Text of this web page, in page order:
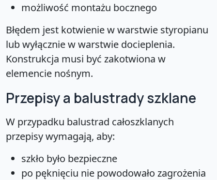
możliwość montażu bocznego
Błędem jest kotwienie w warstwie styropianu
lub wyłącznie w warstwie docieplenia.
Konstrukcja musi być zakotwiona w
elemencie nośnym.
Przepisy a balustrady szklane
W przypadku balustrad całoszklanych
przepisy wymagają, aby:
szkło było bezpieczne
po pęknięciu nie powodowało zagrożenia